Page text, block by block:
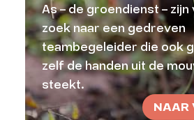
As – de groendienst –
zoek naar een gedreven
teambegeleider die ook
zelf de handen uit de
steekt.
NAAR